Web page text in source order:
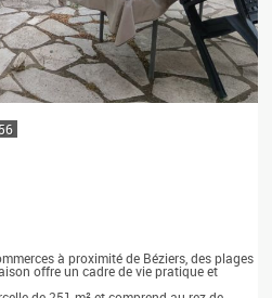
à proximité de Béziers, des plages
offre un cadre de vie pratique et